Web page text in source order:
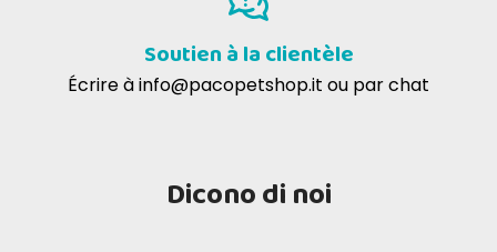
Soutien à la clientèle
Écrire àinfo@pacopetshop.it ou par chat
Dicono di noi